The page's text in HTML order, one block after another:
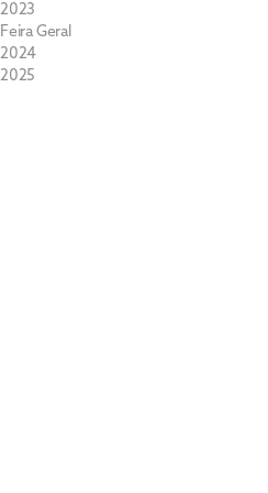
2023
Feira Geral
2024
2025